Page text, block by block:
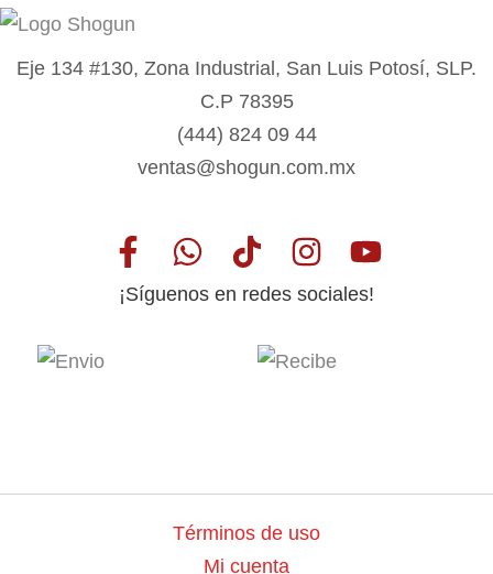
Eje 134 #130, Zona Industrial, San Luis Potosí, SLP.
C.P 78395
(444) 824 09 44
ventas@shogun.com.mx
¡Síguenos en redes sociales!
Términos de uso
Mi cuenta